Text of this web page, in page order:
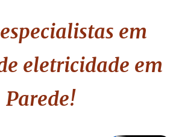
em
eletricidade em
Parede!